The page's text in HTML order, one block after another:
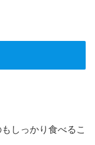
しっかり食べるこ